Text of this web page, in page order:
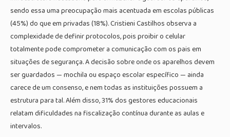
sendo essa uma preocupação mais acentuada em escolas públicas
(45%) do que em privadas (18%). Cristieni Castilhos observa a
complexidade de definir protocolos, pois proibir o celular
totalmente pode comprometer a comunicação com os pais em
situações de segurança. A decisão sobre onde os aparelhos devem
ser guardados — mochila ou espaço escolar específico — ainda
carece de um consenso, e nem todas as instituições possuem a
estrutura para tal. Além disso, 31% dos gestores educacionais
relatam dificuldades na fiscalização contínua durante as aulas e
intervalos.